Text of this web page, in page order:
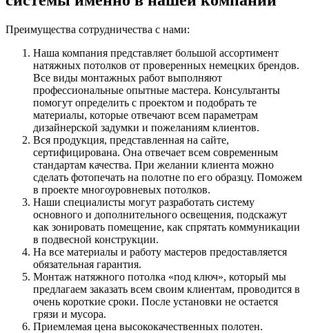
Преимущества сотрудничества с нами:
Наша компания представляет большой ассортимент
натяжных потолков от проверенных немецких брендов.
Все виды монтажных работ выполняют
профессиональные опытные мастера. Консультанты
помогут определить с проектом и подобрать те
материалы, которые отвечают всем параметрам
дизайнерской задумки и пожеланиям клиентов.
Вся продукция, представленная на сайте,
сертифицирована. Она отвечает всем современным
стандартам качества. При желании клиента можно
сделать фотопечать на полотне по его образцу. Поможем
в проекте многоуровневых потолков.
Наши специалисты могут разработать систему
основного и дополнительного освещения, подскажут
как зонировать помещение, как спрятать коммуникации
в подвесной конструкции.
На все материалы и работу мастеров предоставляется
обязательная гарантия.
Монтаж натяжного потолка «под ключ», который мы
предлагаем заказать всем своим клиентам, проводится в
очень короткие сроки. После установки не остается
грязи и мусора.
Приемлемая цена высококачественных полотен.